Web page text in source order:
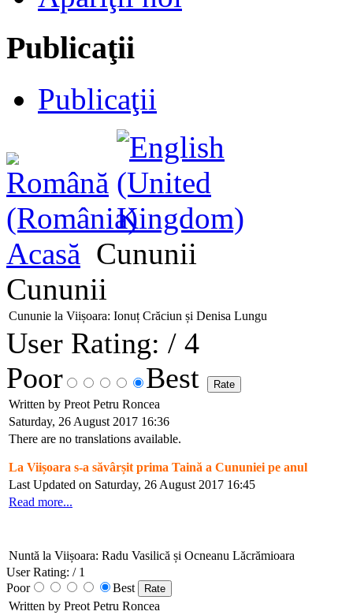
Publicaţii
Publicaţii
Acasă Cununii
Cununii
Cununie la Viișoara: Ionuț Crăciun și Denisa Lungu
User Rating: / 4
Poor
Best
Written by Preot Petru Roncea
Saturday, 26 August 2017 16:36
There are no translations available.
La Viișoara s-a săvârșit prima Taină a Cununiei pe anul
Last Updated on Saturday, 26 August 2017 16:45
Read more...
Nuntă la Viișoara: Radu Vasilică și Ocneanu Lăcrămioara
User Rating: / 1
Poor
Best
Written by Preot Petru Roncea